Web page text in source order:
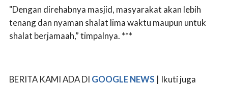
"Dengan direhabnya masjid, masyarakat akan lebih
tenang dan nyaman shalat lima waktu maupun untuk
shalat berjamaah,” timpalnya. ***
BERITA KAMI ADA DI GOOGLE NEWS | Ikuti juga